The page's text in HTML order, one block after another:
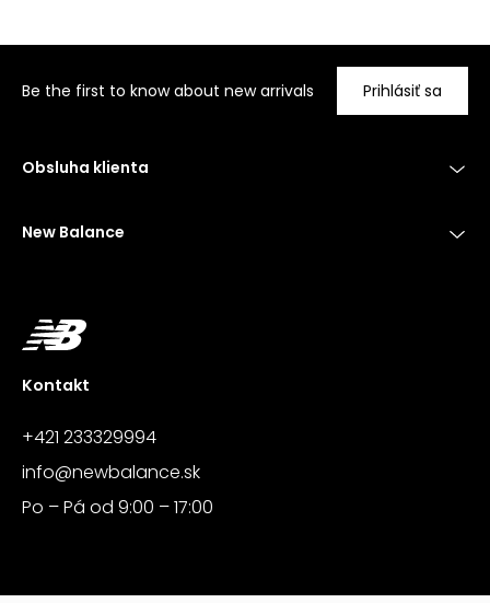
Be the first to know about new arrivals Prihlásiť sa
Obsluha klienta
New Balance
Kontakt
+421 233329994
info@newbalance.sk
Po – Pá od 9:00 – 17:00